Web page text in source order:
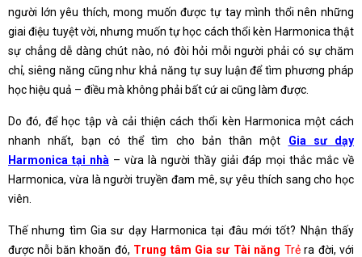
người lớn yêu thích, mong muốn được tự tay mình thổi nên những
giai điệu tuyệt vời, nhưng muốn tự học cách thổi kèn Harmonica thật
sự chẳng dễ dàng chút nào, nó đòi hỏi mỗi người phải có sự chăm
chỉ, siêng năng cũng như khả năng tự suy luận để tìm phương pháp
học hiệu quả – điều mà không phải bất cứ ai cũng làm được.
Do đó, để học tập và cải thiện cách thổi kèn Harmonica một cách
nhanh nhất, bạn có thể tìm cho bản thân một Gia sư dạy
Harmonica tại nhà – vừa là người thầy giải đáp mọi thắc mắc về
Harmonica, vừa là người truyền đam mê, sự yêu thích sang cho học
viên.
Thế nhưng tìm Gia sư dạy Harmonica tại đâu mới tốt? Nhận thấy
được nỗi băn khoăn đó, Trung tâm Gia sư Tài năng Trẻra đời, với